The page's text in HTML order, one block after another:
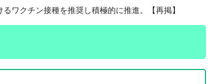
ワクチン接種を推奨し積極的に推進。【再掲】